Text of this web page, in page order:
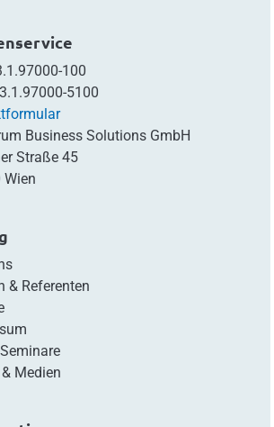
100
5100
Business Solutions GmbH
Straße 45
Wien
& Referenten
Seminare
Medien